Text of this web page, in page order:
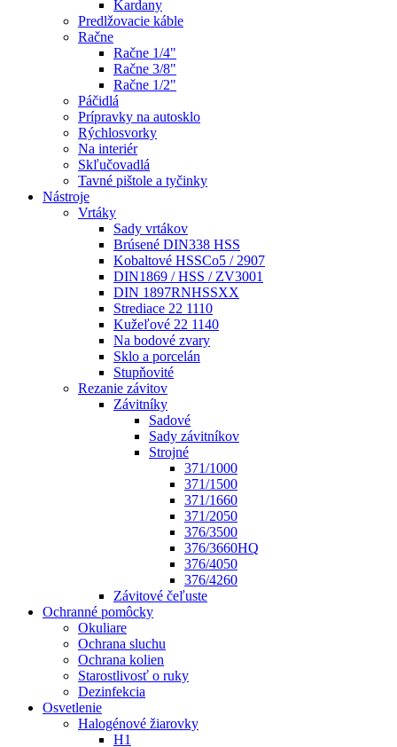
Kardany
Predlžovacie káble
Račne
Račne 1/4"
Račne 3/8"
Račne 1/2"
Páčidlá
Prípravky na autosklo
Rýchlosvorky
Na interiér
Skľučovadlá
Tavné pištole a tyčinky
Nástroje
Vrtáky
Sady vrtákov
Brúsené DIN338 HSS
Kobaltové HSSCo5 / 2907
DIN1869 / HSS / ZV3001
DIN 1897RNHSSXX
Strediace 22 1110
Kužeľové 22 1140
Na bodové zvary
Sklo a porcelán
Stupňovité
Rezanie závitov
Závitníky
Sadové
Sady závitníkov
Strojné
371/1000
371/1500
371/1660
371/2050
376/3500
376/3660HQ
376/4050
376/4260
Závitové čeľuste
Ochranné pomôcky
Okuliare
Ochrana sluchu
Ochrana kolien
Starostlivosť o ruky
Dezinfekcia
Osvetlenie
Halogénové žiarovky
H1